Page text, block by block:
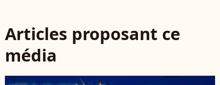
Articles proposant ce
média